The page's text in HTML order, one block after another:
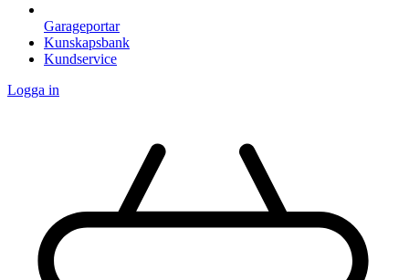
Garageportar
Kunskapsbank
Kundservice
Logga in